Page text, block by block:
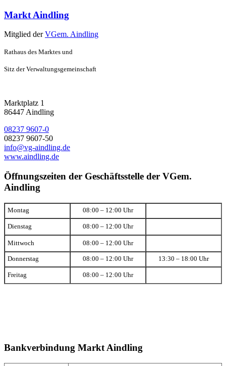
Markt Aindling
Mitglied derVGem. Aindling
Rathaus des Marktes und
Sitz der Verwaltungsgemeinschaft
Marktplatz 1
86447 Aindling
08237 9607-0
08237 9607-50
info@vg-aindling.de
www.aindling.de
Öffnungszeiten der Geschäftsstelle der VGem.
Aindling
Montag 08:00 – 12:00 Uhr
Dienstag 08:00 – 12:00 Uhr
Mittwoch 08:00 – 12:00 Uhr
Donnerstag 08:00 – 12:00 Uhr 13:30 – 18:00 Uhr
Freitag 08:00 – 12:00 Uhr
Bankverbindung Markt Aindling